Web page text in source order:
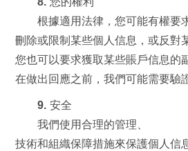
根據適用法律，您可能有權要
刪除或限制某些個人信息，或反對
您也可以要求獲取某些賬戶信息的
在做出回應之前，我們可能需要驗
9. 安全
我們使用合理的管理、
技術和組織保障措施來保護個人信